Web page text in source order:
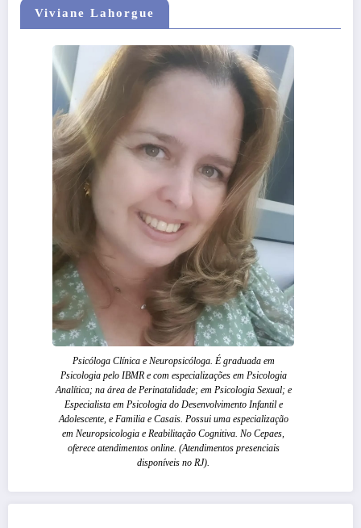
Viviane Lahorgue
Psicóloga Clínica e Neuropsicóloga. É graduada em
Psicologia pelo IBMR e com especializações em Psicologia
Analítica; na área de Perinatalidade; em Psicologia Sexual; e
Especialista em Psicologia do Desenvolvimento Infantil e
Adolescente, e Familia e Casais. Possui uma especialização
em Neuropsicologia e Reabilitação Cognitiva. No Cepaes,
oferece atendimentos online. (Atendimentos presenciais
disponíveis no RJ).